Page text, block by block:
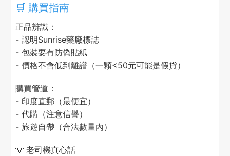
🛒 購買指南
正品辨識：
- 認明Sunrise藥廠標誌
- 包裝要有防偽貼紙
- 價格不會低到離譜（一顆<50元可能是假貨）
購買管道：
- 印度直郵（最便宜）
- 代購（注意信譽）
- 旅遊自帶（合法數量內）
💡 老司機真心話